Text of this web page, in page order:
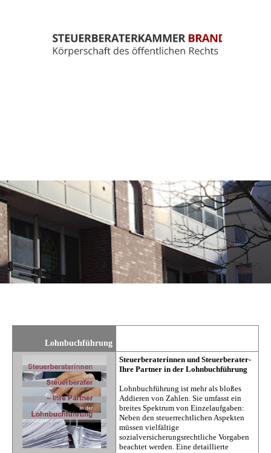
Lohnbuchführung
Steuerberaterinnen und Steuerberater-
Ihre Partner in der Lohnbuchführung
Lohnbuchführung ist mehr als bloßes
Addieren von Zahlen. Sie umfasst ein
breites Spektrum von Einzelaufgaben:
Neben den steuerrechtlichen Aspekten
müssen vielfältige
sozialversicherungsrechtliche Vorgaben
beachtet werden. Eine detaillierte